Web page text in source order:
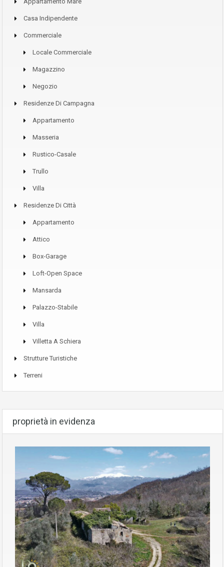
Casa Indipendente
Commerciale
Locale Commerciale
Magazzino
Negozio
Residenze Di Campagna
Appartamento
Masseria
Rustico-Casale
Trullo
Villa
Residenze Di Città
Appartamento
Attico
Box-Garage
Loft-Open Space
Mansarda
Palazzo-Stabile
Villa
Villetta A Schiera
Strutture Turistiche
Terreni
proprietà in evidenza